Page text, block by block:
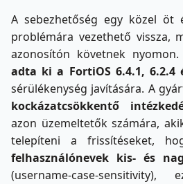
A sebezhetőség egy közel öt
problémára vezethető vissza,
azonosítón követnek nyomon.
adta ki a FortiOS 6.4.1, 6.2.4
sérülékenység javítására. A
kockázatcsökkentő
azon üzemeltetők számára,
telepíteni a frissítéseket,
felhasználónevek kis- és
(username-case-